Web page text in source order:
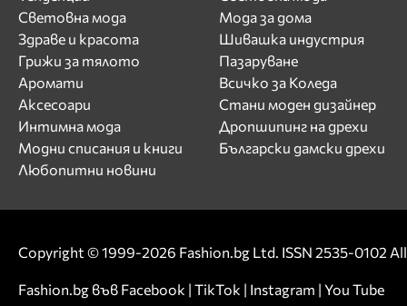
Световна мода
Здраве и красота
Грижи за тялото
Аромати
Аксесоари
Интимна мода
Модни списания и книги
Любопитни новини
Мода за дома
Шивашка индустрия
Пазаруване
Всичко за Коледа
Стани моден дизайнер
Дропшипинг на дрехи
Български дамски дрехи
Copyright © 1999-2026 Fashion.bg Ltd. ISSN 2535-0102
Fashion.bg във Facebook | TikTok | Instagram | You Tube